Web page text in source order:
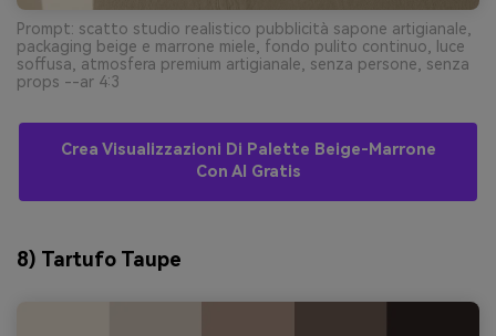
Prompt: scatto studio realistico pubblicità sapone artigianale,
packaging beige e marrone miele, fondo pulito continuo, luce
soffusa, atmosfera premium artigianale, senza persone, senza
props --ar 4:3
Crea Visualizzazioni Di Palette Beige-Marrone
Con AI Gratis
8) Tartufo Taupe